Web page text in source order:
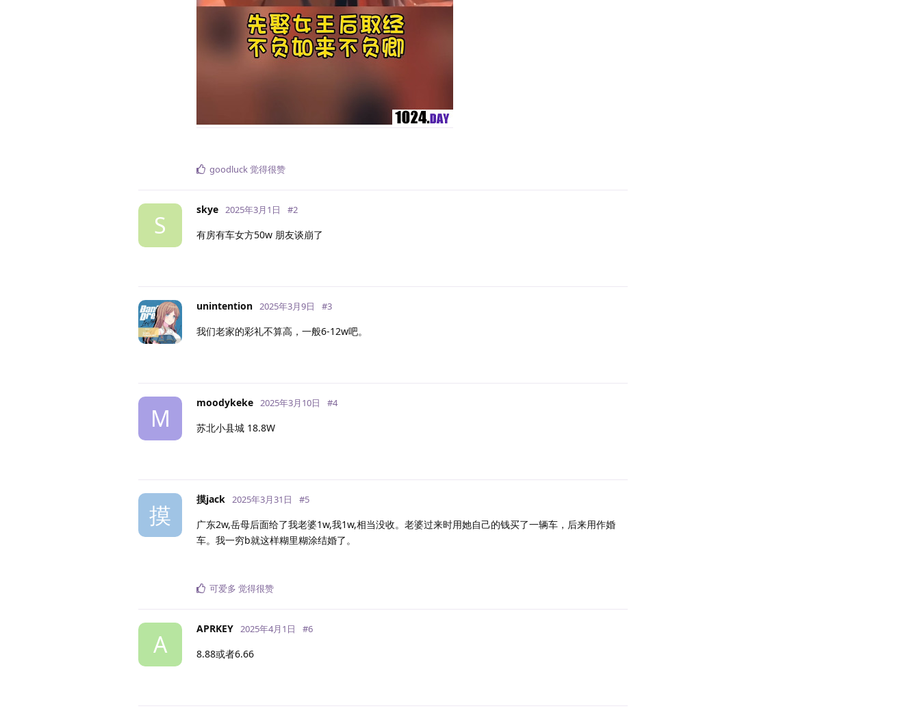
goodluck觉得很赞
S
skye 2025年3月1日 #2
有房有车女方50w 朋友谈崩了
unintention 2025年3月9日 #3
我们老家的彩礼不算高，一般6-12w吧。
M
moodykeke 2025年3月10日 #4
苏北小县城 18.8W
摸
摸jack 2025年3月31日 #5
广东2w,岳母后面给了我老婆1w,我1w,相当没收。老婆过来时用她自己的钱买了一辆车，后来用作婚
车。我一穷b就这样糊里糊涂结婚了。
可爱多 觉得很赞
A
APRKEY 2025年4月1日 #6
8.88或者6.66